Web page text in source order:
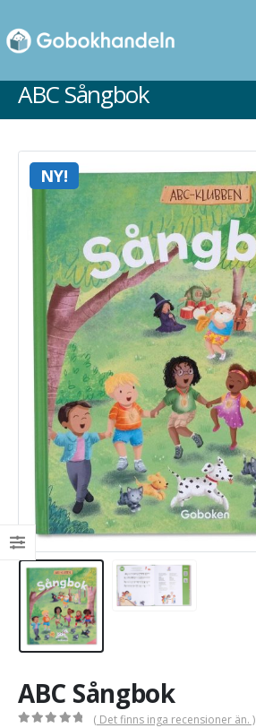
ABC Sångbok
NY!
ABC Sångbok
( Det finns inga recensioner än. )